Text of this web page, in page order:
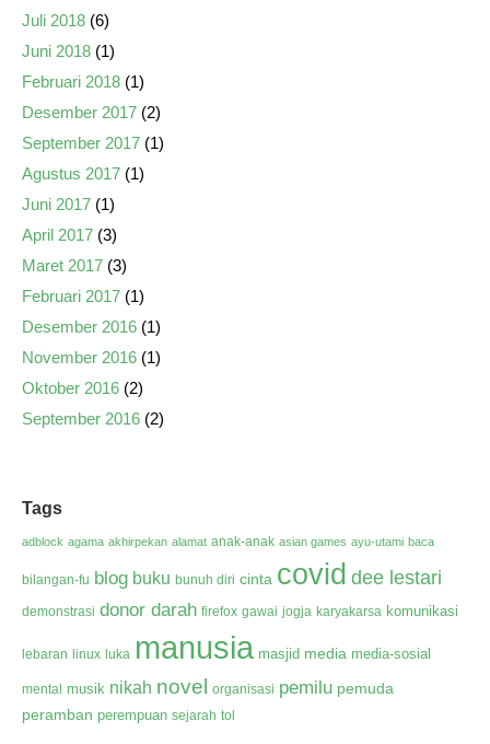
Juli 2018 (6)
Juni 2018 (1)
Februari 2018 (1)
Desember 2017 (2)
September 2017 (1)
Agustus 2017 (1)
Juni 2017 (1)
April 2017 (3)
Maret 2017 (3)
Februari 2017 (1)
Desember 2016 (1)
November 2016 (1)
Oktober 2016 (2)
September 2016 (2)
Tags
adblock agama akhirpekan alamat anak-anak asian games ayu-utami baca
bilangan-fu blog buku bunuh diri cinta covid dee lestari
demonstrasi donor darah firefox gawai jogja karyakarsa komunikasi
lebaran linux luka manusia masjid media media-sosial
mental musik nikah novel organisasi pemilu pemuda
peramban perempuan sejarah tol